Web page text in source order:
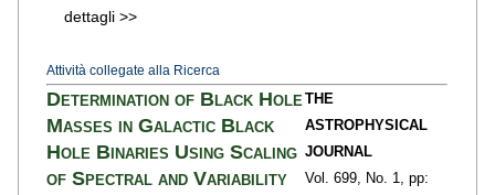
dettagli >>
Attività collegate alla Ricerca
Determination of Black Hole
Masses in Galactic Black
Hole Binaries Using Scaling
of Spectral and Variability
THE
ASTROPHYSICAL
JOURNAL
Vol. 699,
No. 1,
pp: